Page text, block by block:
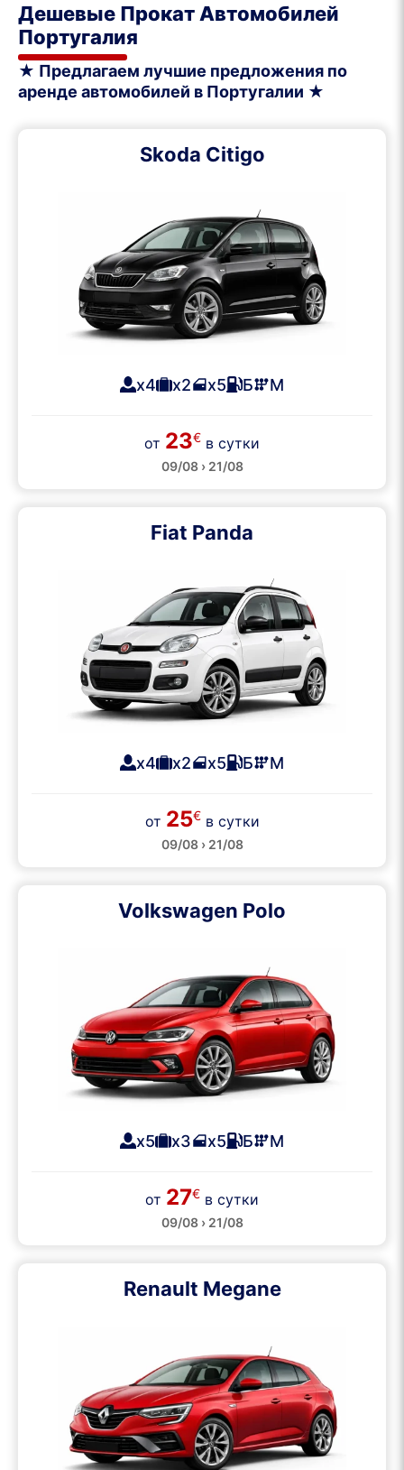
Дешевые Прокат Автомобилей
Португалия
★ Предлагаем лучшие предложения по
аренде автомобилей в Португалии ★
Skoda Citigo
x4 x2 x5 Б М
от 23€ в сутки
09/08 › 21/08
Fiat Panda
x4 x2 x5 Б М
от 25€в сутки
09/08 › 21/08
Volkswagen Polo
x5 x3 x5 Б М
от 27€ в сутки
09/08 › 21/08
Renault Megane